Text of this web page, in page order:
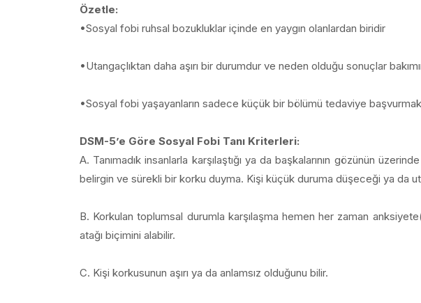
Özetle:
•Sosyal fobi ruhsal bozukluklar içinde en yaygın olanlardan biridir
•Utangaçlıktan daha aşırı bir durumdur ve neden olduğu sonuçlar
•Sosyal fobi yaşayanların sadece küçük bir bölümü tedaviye
DSM-5’e Göre Sosyal Fobi Tanı Kriterleri:
A. Tanımadık insanlarla karşılaştığı ya da başkalarının gözünün
belirgin ve sürekli bir korku duyma. Kişi küçük duruma düşeceği ya da
B. Korkulan toplumsal durumla karşılaşma hemen her zaman
atağı biçimini alabilir.
C. Kişi korkusunun aşırı ya da anlamsız olduğunu bilir.